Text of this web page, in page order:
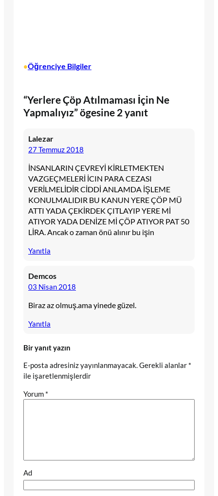
•Öğrenciye Bilgiler
“Yerlere Çöp Atılmaması İçin Ne
Yapmalıyız” ögesine 2 yanıt
Lalezar
27 Temmuz 2018
İNSANLARIN ÇEVREYİ KİRLETMEKTEN
VAZGEÇMELERİ İCIN PARA CEZASI
VERİLMELİDİR CİDDİ ANLAMDA İŞLEME
KONULMALIDIR BU KANUN YERE ÇÖP MÜ
ATTI YADA ÇEKİRDEK ÇITLAYIP YERE Mİ
ATIYOR YADA DENİZE Mİ ÇÖP ATIYOR PAT 50
LİRA. Ancak o zaman önü alınır bu işin
Yanıtla
Demcos
03 Nisan 2018
Biraz az olmuş.ama yinede güzel.
Yanıtla
Bir yanıt yazın
E-posta adresiniz yayınlanmayacak.Gerekli alanlar *
ile işaretlenmişlerdir
Yorum *
Ad